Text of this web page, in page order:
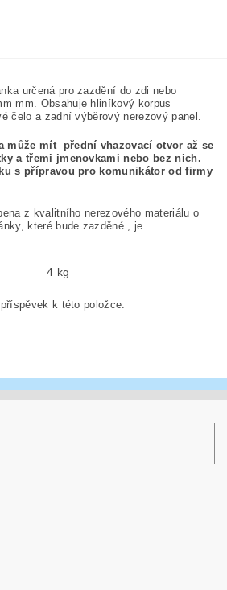
určená pro zazdění do zdi nebo
mm. Obsahuje hliníkový korpus
čelo a zadní výběrový nerezový panel.
může mít přední vhazovací otvor až se
a třemi jmenovkami nebo bez nich.
s přípravou pro komunikátor od firmy
z kvalitního nerezového materiálu o
které bude zazděné , je
4 kg
k této položce.